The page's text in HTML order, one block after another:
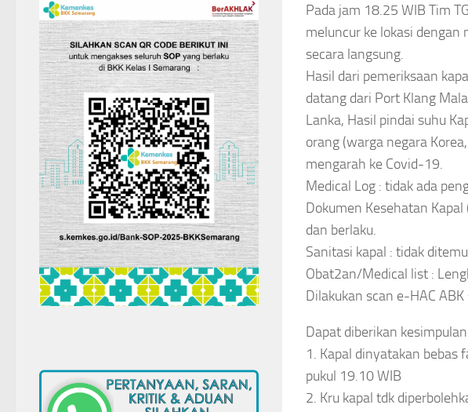
Pada jam 18.25 WIB Tim
meluncur ke lokasi dengan
secara langsung.
Hasil dari pemeriksaan
datang dari Port Klang
Lanka, Hasil pindai suhu
orang (warga negara
mengarah ke Covid-19.
Medical Log : tidak ada
Dokumen Kesehatan Kapal
dan berlaku.
Sanitasi kapal : tidak
Obat2an/Medical list :
Dilakukan scan e-HAC
Dapat diberikan
1. Kapal dinyatakan bebas
pukul 19.10 WIB
2. Kru kapal tdk